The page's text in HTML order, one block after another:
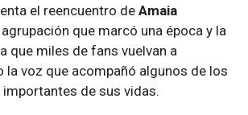
el reencuentro de Amaia
que marcó una época y la
que miles de fans vuelvan a
la voz que acompañó algunos de los
de sus vidas.